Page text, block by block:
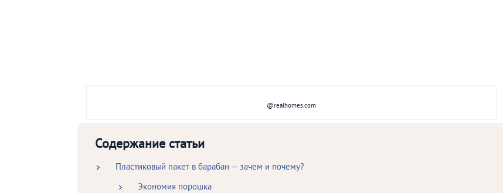
@realhomes.com
Содержание статьи
Пластиковый пакет в барабан — зачем и почему?
Экономия порошка